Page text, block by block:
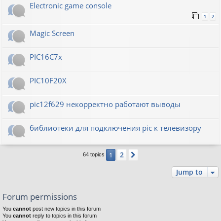
Electronic game console
1 2
Magic Screen
PIC16C7x
PIC10F20Х
pic12f629 некорректно работают выводы
библиотеки для подключения pic к телевизору
64 topics 1 2
Jump to
Forum permissions
You cannot post new topics in this forum
You cannot reply to topics in this forum